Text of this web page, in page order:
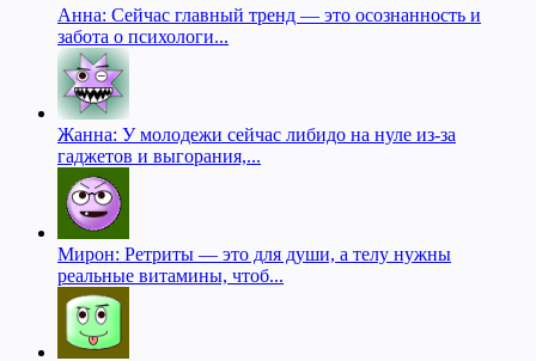
Анна: Сейчас главный тренд — это осознанность и
забота о психологи...
Жанна: У молодежи сейчас либидо на нуле из-за
гаджетов и выгорания,...
Мирон: Ретриты — это для души, а телу нужны
реальные витамины, чтоб...